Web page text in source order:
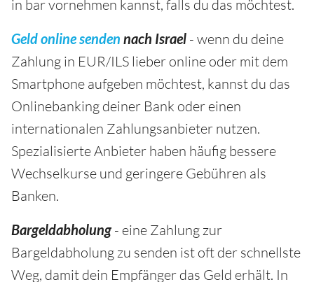
in bar vornehmen kannst, falls du das möchtest.
Geld online senden nach Israel - wenn du deine
Zahlung in EUR/ILS lieber online oder mit dem
Smartphone aufgeben möchtest, kannst du das
Onlinebanking deiner Bank oder einen
internationalen Zahlungsanbieter nutzen.
Spezialisierte Anbieter haben häufig bessere
Wechselkurse und geringere Gebühren als
Banken.
Bargeldabholung- eine Zahlung zur
Bargeldabholung zu senden ist oft der schnellste
Weg, damit dein Empfänger das Geld erhält. In